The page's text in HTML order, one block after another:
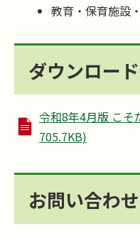
教育・保育施設
ダウンロード
令和8年4月版 こそ
705.7KB)
お問い合わ